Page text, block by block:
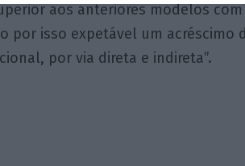
aos anteriores modelos
por isso expetável um acréscimo
por via direta e indireta”.